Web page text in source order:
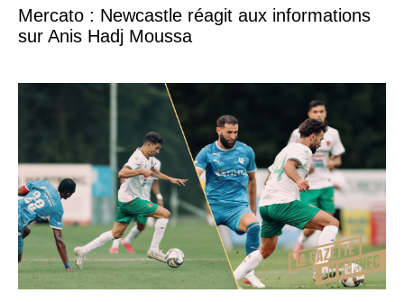
Mercato : Newcastle réagit aux informations
sur Anis Hadj Moussa